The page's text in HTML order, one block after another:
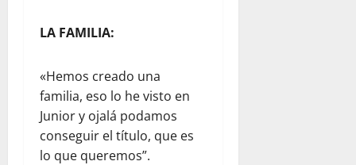
LA FAMILIA:
«Hemos creado una
familia, eso lo he visto en
Junior y ojalá podamos
conseguir el título, que es
lo que queremos”.